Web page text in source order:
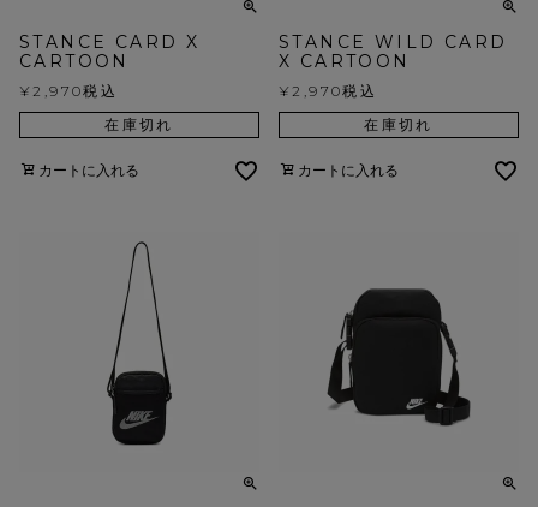
STANCE CARD X
CARTOON
¥ 2,970税込
在庫切れ
カートに入れる
STANCE WILD CARD
X CARTOON
¥ 2,970税込
在庫切れ
カートに入れる